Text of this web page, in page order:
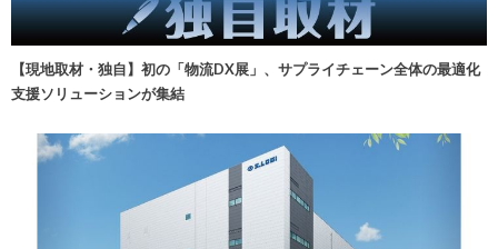
【現地取材・独自】初の「物流DX展」、サプライチェーン全体の最適化
支援ソリューションが集結